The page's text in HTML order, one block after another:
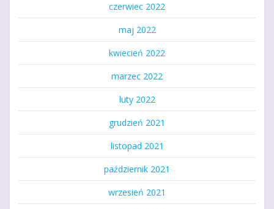
czerwiec 2022
maj 2022
kwiecień 2022
marzec 2022
luty 2022
grudzień 2021
listopad 2021
październik 2021
wrzesień 2021